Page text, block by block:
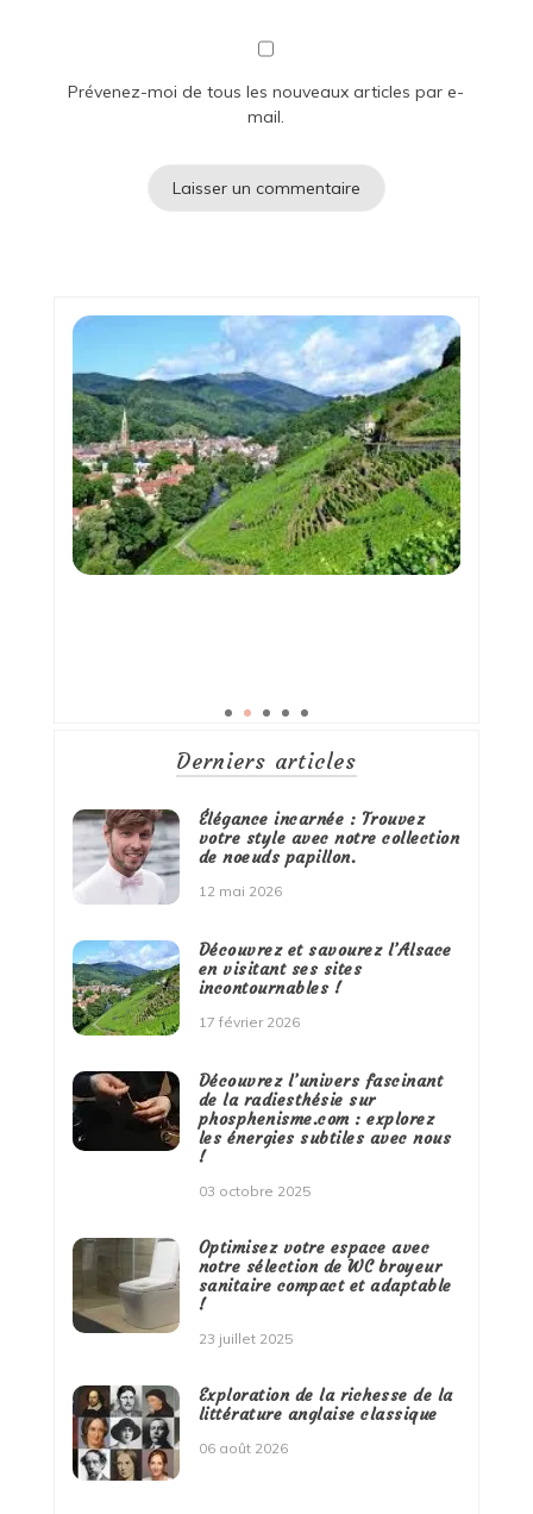
Prévenez-moi de tous les nouveaux articles par e-
mail.
Derniers articles
Élégance incarnée : Trouvez
votre style avec notre collection
de noeuds papillon.
12 mai 2026
Découvrez et savourez l’Alsace
en visitant ses sites
incontournables !
17 février 2026
Découvrez l’univers fascinant
de la radiesthésie sur
phosphenisme.com : explorez
les énergies subtiles avec nous
!
03 octobre 2025
Optimisez votre espace avec
notre sélection de WC broyeur
sanitaire compact et adaptable
!
23 juillet 2025
Exploration de la richesse de la
littérature anglaise classique
06 août 2026